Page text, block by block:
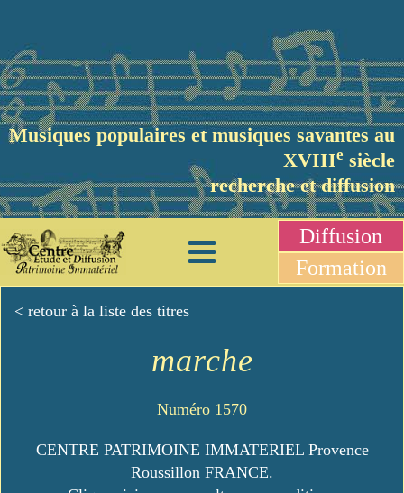
Musiques populaires et musiques savantes au
XVIIIe siècle
recherche et diffusion
Diffusion
Formation
< retour à la liste des titres
marche
Numéro 1570
CENTRE PATRIMOINE IMMATERIEL Provence
Roussillon FRANCE.